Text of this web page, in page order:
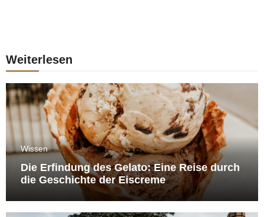
Weiterlesen
Wissen
Die Erfindung des Gelato: Eine Reise durch
die Geschichte der Eiscreme